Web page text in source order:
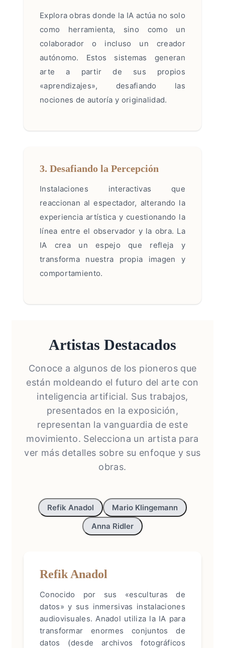
Explora obras donde la IA actúa no solo
como herramienta, sino como un
colaborador o incluso un creador
autónomo. Estos sistemas generan
arte a partir de sus propios
«aprendizajes», desafiando las
nociones de autoría y originalidad.
3. Desafiando la Percepción
Instalaciones interactivas que
reaccionan al espectador, alterando la
experiencia artística y cuestionando la
línea entre el observador y la obra. La
IA crea un espejo que refleja y
transforma nuestra propia imagen y
comportamiento.
Artistas Destacados
Conoce a algunos de los pioneros que
están moldeando el futuro del arte con
inteligencia artificial. Sus trabajos,
presentados en la exposición,
representan la vanguardia de este
movimiento. Selecciona un artista para
ver más detalles sobre su enfoque y sus
obras.
Refik Anadol
Mario Klingemann
Anna Ridler
Refik Anadol
Conocido por sus «esculturas de
datos» y sus inmersivas instalaciones
audiovisuales. Anadol utiliza la IA para
transformar enormes conjuntos de
datos (desde archivos fotográficos